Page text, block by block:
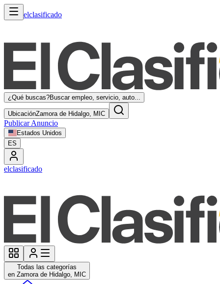
elclasificado
¿Qué buscas?Buscar empleo, servicio, auto...
UbicaciónZamora de Hidalgo, MIC
Publicar Anuncio
Estados Unidos
ES
elclasificado
Todas las categorías
en Zamora de Hidalgo, MIC